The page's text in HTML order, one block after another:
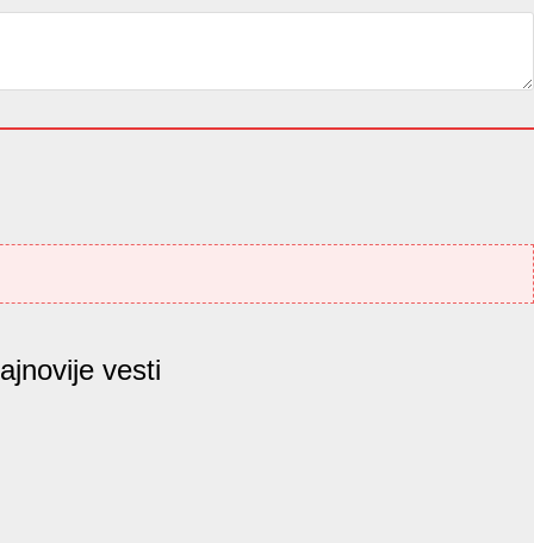
vesti